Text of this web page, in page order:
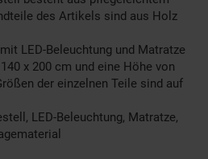
des Artikels sind aus Holz
LED-Beleuchtung und Matratze
x 200 cm und eine Höhe von
der einzelnen Teile sind auf
LED-Beleuchtung, Matratze,